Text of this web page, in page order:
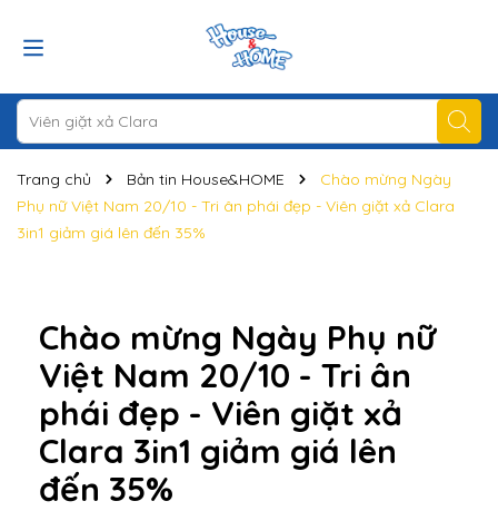
Trang chủ Bản tin House&HOME
Chào mừng Ngày
Phụ nữ Việt Nam 20/10 - Tri ân phái đẹp - Viên giặt xả Clara
3in1 giảm giá lên đến 35%
Chào mừng Ngày Phụ nữ
Việt Nam 20/10 - Tri ân
phái đẹp - Viên giặt xả
Clara 3in1 giảm giá lên
đến 35%